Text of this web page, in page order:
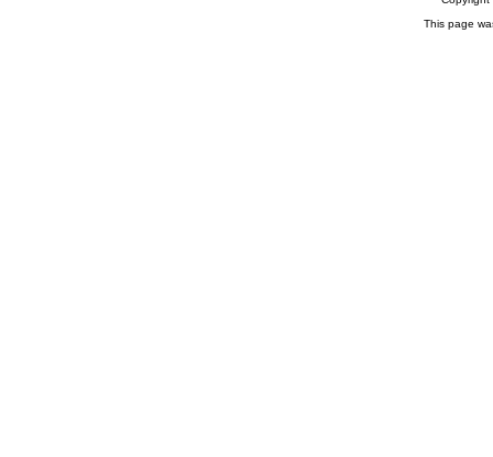
This page